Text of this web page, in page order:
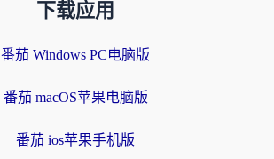
下载应用
番茄 Windows PC电脑版
番茄 macOS苹果电脑版
番茄 ios苹果手机版